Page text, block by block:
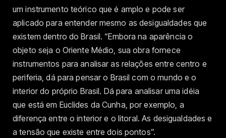
um instrumento teórico que é amplo e pode ser
aplicado para entender mesmo as desigualdades que
existem dentro do Brasil. “Embora na aparência o
objeto seja o Oriente Médio, sua obra fornece
instrumentos para analisar as relações entre centro e
periferia, dá para pensar o Brasil com o mundo e o
interior do próprio Brasil. Dá para analisar uma idéia
que está em Euclides da Cunha, por exemplo, a
diferença entre o interior e o litoral. As desigualdades e
a tensão que existe entre dois pontos”.